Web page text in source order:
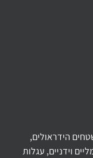
הידראולים,
וידניים, עגלות